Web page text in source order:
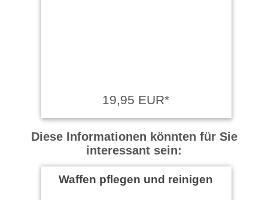
19,95 EUR*
Diese Informationen könnten für Sie
interessant sein:
Waffen pflegen und reinigen